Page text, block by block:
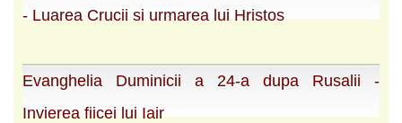
- Luarea Crucii si urmarea lui Hristos
Evanghelia Duminicii a 24-a dupa Rusalii -
Invierea fiicei lui Iair